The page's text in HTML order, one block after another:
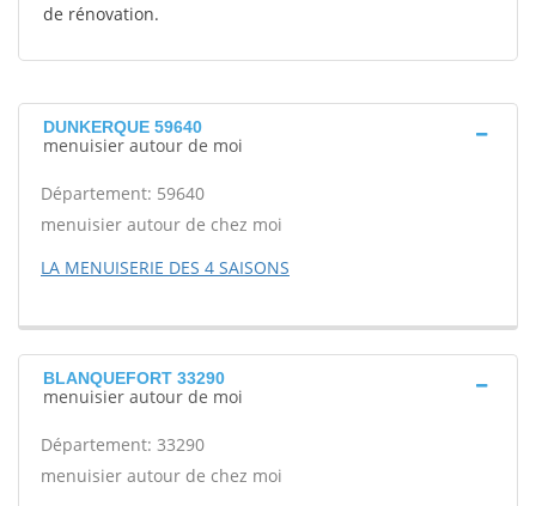
de rénovation.
DUNKERQUE 59640
menuisier autour de moi
Département: 59640
menuisier autour de chez moi
LA MENUISERIE DES 4 SAISONS
BLANQUEFORT 33290
menuisier autour de moi
Département: 33290
menuisier autour de chez moi